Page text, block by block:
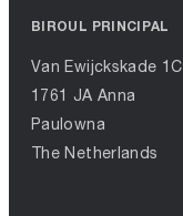
BIROUL PRINCIPAL
Van Ewijckskade 1C
1761 JA Anna
Paulowna
The Netherlands